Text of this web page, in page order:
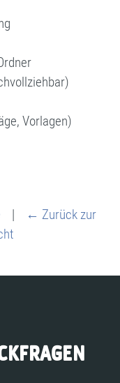
Vorlagen)
|
← Zurück zur